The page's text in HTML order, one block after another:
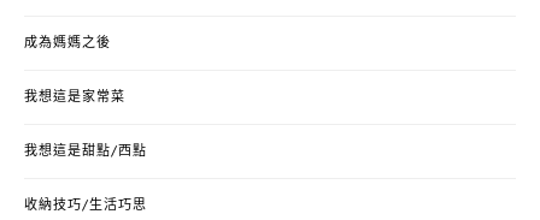
成為媽媽之後
我想這是家常菜
我想這是甜點/西點
收納技巧/生活巧思